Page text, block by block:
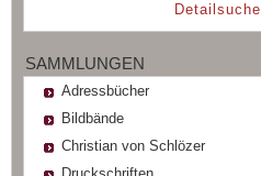
Detailsuche
SAMMLUNGEN
Adressbücher
Bildbände
Christian von Schlözer
Druckschriften